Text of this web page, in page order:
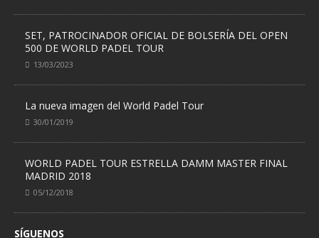
SET, PATROCINADOR OFICIAL DE BOLSERÍA DEL OPEN
500 DE WORLD PADEL TOUR
13/03/2023
La nueva imagen del World Padel Tour
30/01/2019
WORLD PADEL TOUR ESTRELLA DAMM MASTER FINAL
MADRID 2018
05/12/2018
SÍGUENOS